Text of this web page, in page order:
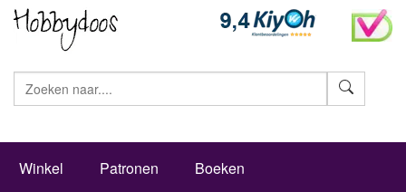
Winkel Patronen Boeken